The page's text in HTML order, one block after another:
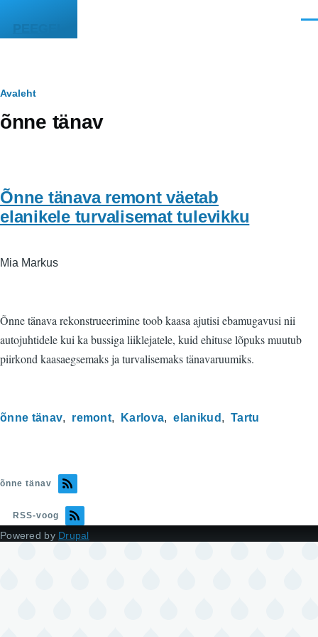
PEEGEL
Leivapuru
Avaleht
õnne tänav
Õnne tänava remont väetab
elanikele turvalisemat tulevikku
Mia Markus
Õnne tänava rekonstrueerimine toob kaasa ajutisi ebamugavusi nii
autojuhtidele kui ka bussiga liiklejatele, kuid ehituse lõpuks muutub
piirkond kaasaegsemaks ja turvalisemaks tänavaruumiks.
õnne tänav remont Karlova elanikud Tartu
õnne tänav
RSS-voog
Powered by Drupal